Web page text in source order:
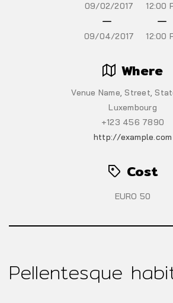
09/02/2017
09/04/2017
12:00
12:00
Where
Venue Name, Street,
Luxembourg
+123 456 7890
http://example.com
Cost
EURO 50
Pellentesque